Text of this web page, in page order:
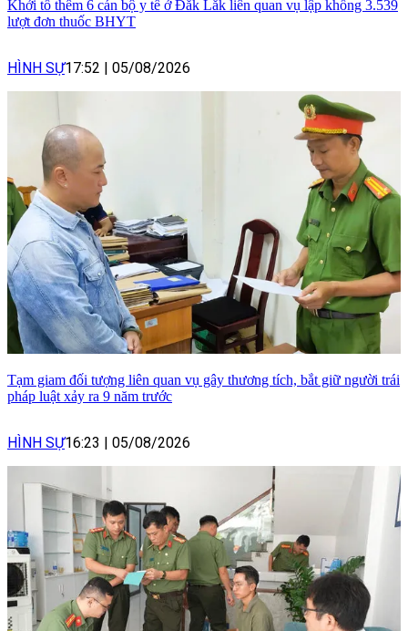
Khởi tố thêm 6 cán bộ y tế ở Đắk Lắk liên quan vụ lập khống 3.539
lượt đơn thuốc BHYT
HÌNH SỰ17:52 05/08/2026
Tạm giam đối tượng liên quan vụ gây thương tích, bắt giữ người trái
pháp luật xảy ra 9 năm trước
HÌNH SỰ16:23 05/08/2026